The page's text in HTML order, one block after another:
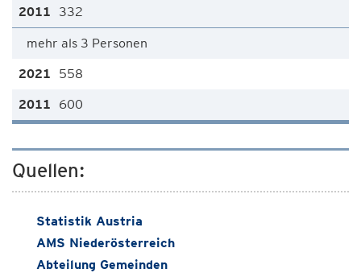
332
mehr als 3 Personen
558
600
Quellen:
Statistik Austria
AMS Niederösterreich
Abteilung Gemeinden